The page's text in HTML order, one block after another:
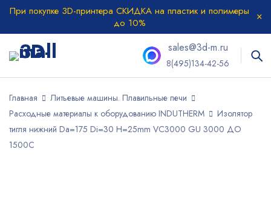
При покупке 3D-принтера СКИДКА на пластик и полимеры
до 10%
sales@3d-m.ru
8(495)134-42-56
Главная
Литьевые машины. Плавильные печи
Расходные материалы к оборудованию INDUTHERM
Изолятор
тигля нижний Da=175 Di=30 H=25mm VC3000 GU 3000 ДО
1500С